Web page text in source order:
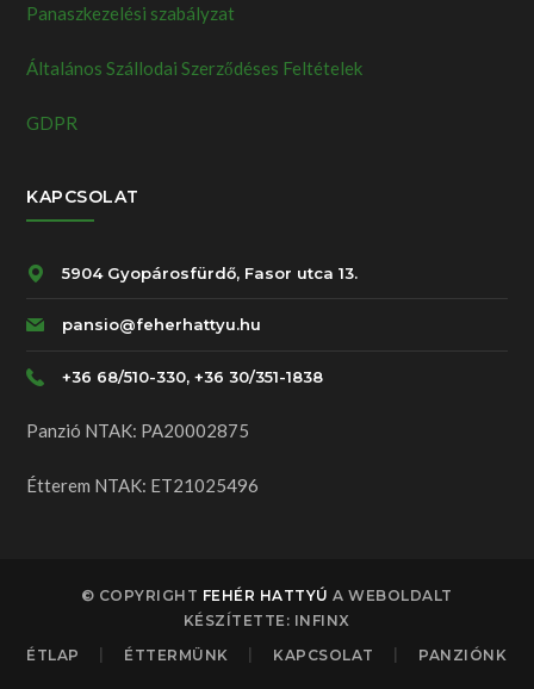
Panaszkezelési szabályzat
Általános Szállodai Szerződéses Feltételek
GDPR
KAPCSOLAT
5904 Gyopárosfürdő, Fasor utca 13.
pansio@feherhattyu.hu
+36 68/510-330, +36 30/351-1838
Panzió NTAK: PA20002875
Étterem NTAK: ET21025496
© COPYRIGHT FEHÉR HATTYÚ A WEBOLDALT
KÉSZÍTETTE: INFINX
ÉTLAP
ÉTTERMÜNK KAPCSOLAT PANZIÓNK